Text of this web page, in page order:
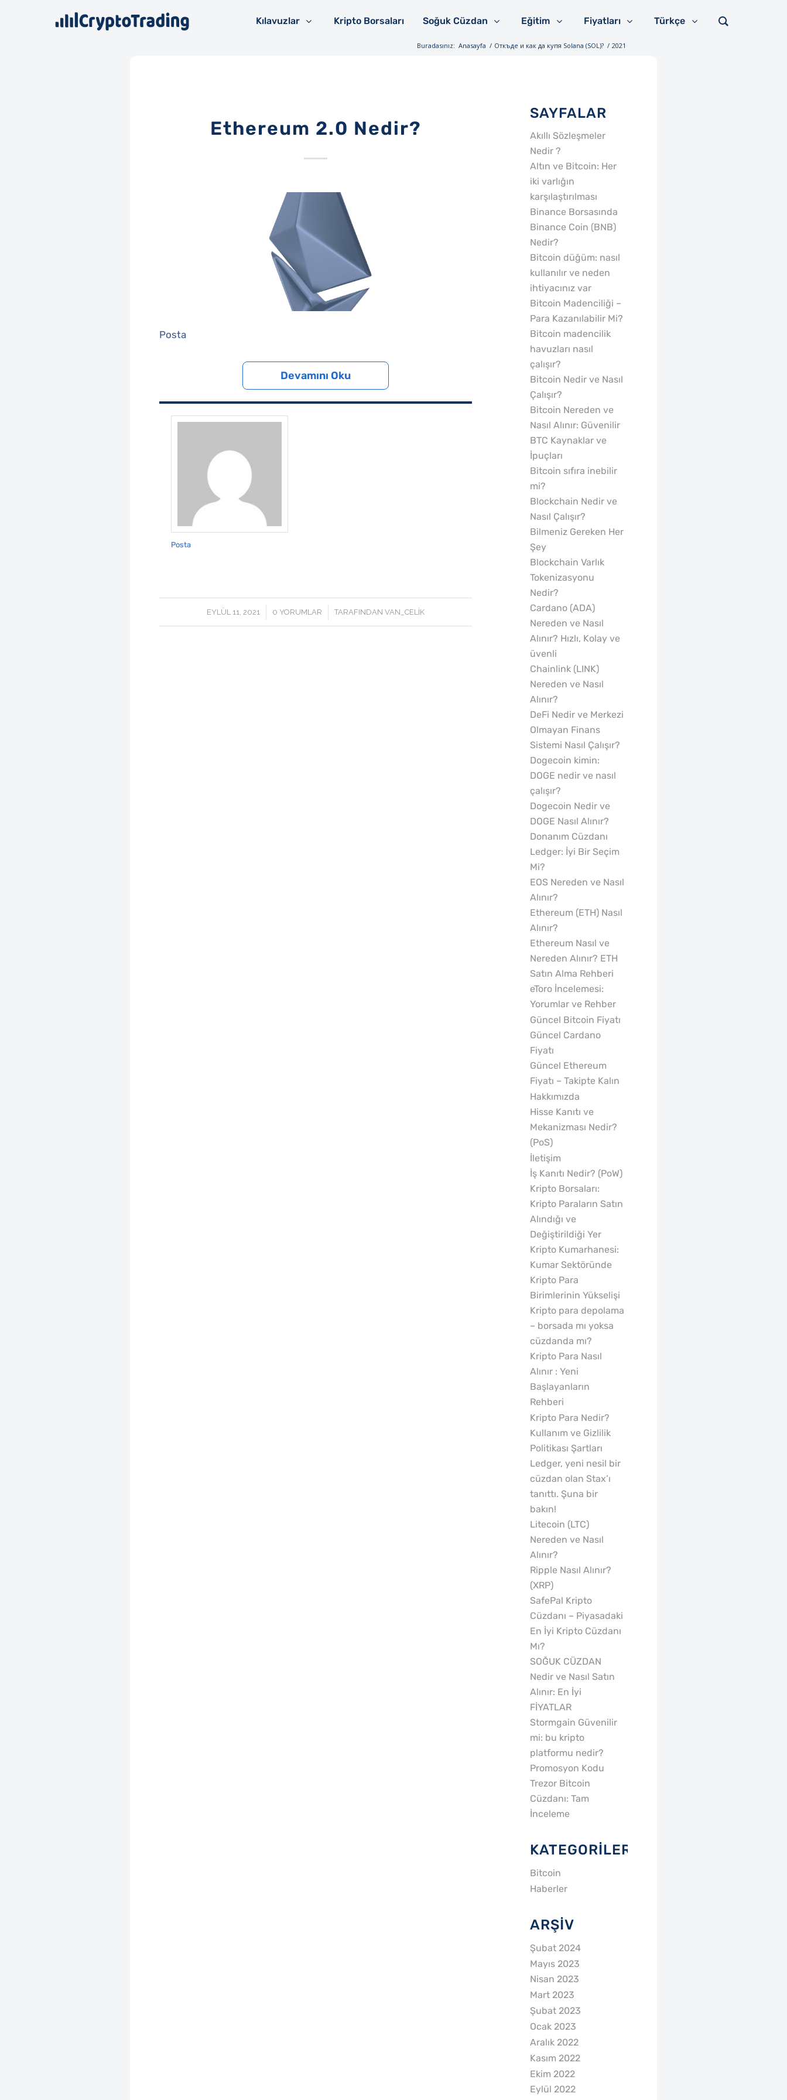
Kılavuzlar Kripto Borsaları Soğuk Cüzdan Eğitim Fiyatları Türkçe
Buradasınız: Anasayfa / Откъде и как да купя Solana (SOL)? / 2021
Ethereum 2.0 Nedir?
Posta
Devamını Oku
Posta
EYLÜL 11, 2021
/ 0 YORUMLAR
/ TARAFINDAN VAN_CELIK
SAYFALAR
Akıllı Sözleşmeler
Nedir ?
Altın ve Bitcoin: Her
iki varlığın
karşılaştırılması
Binance Borsasında
Binance Coin (BNB)
Nedir?
Bitcoin düğüm: nasıl
kullanılır ve neden
ihtiyacınız var
Bitcoin Madenciliği –
Para Kazanılabilir Mi?
Bitcoin madencilik
havuzları nasıl
çalışır?
Bitcoin Nedir ve Nasıl
Çalışır?
Bitcoin Nereden ve
Nasıl Alınır: Güvenilir
BTC Kaynaklar ve
İpuçları
Bitcoin sıfıra inebilir
mi?
Blockchain Nedir ve
Nasıl Çalışır?
Bilmeniz Gereken Her
Şey
Blockchain Varlık
Tokenizasyonu
Nedir?
Cardano (ADA)
Nereden ve Nasıl
Alınır? Hızlı, Kolay ve
üvenli
Chainlink (LINK)
Nereden ve Nasıl
Alınır?
DeFi Nedir ve Merkezi
Olmayan Finans
Sistemi Nasıl Çalışır?
Dogecoin kimin:
DOGE nedir ve nasıl
çalışır?
Dogecoin Nedir ve
DOGE Nasıl Alınır?
Donanım Cüzdanı
Ledger: İyi Bir Seçim
Mi?
EOS Nereden ve Nasıl
Alınır?
Ethereum (ETH) Nasıl
Alınır?
Ethereum Nasıl ve
Nereden Alınır? ETH
Satın Alma Rehberi
eToro İncelemesi:
Yorumlar ve Rehber
Güncel Bitcoin Fiyatı
Güncel Cardano
Fiyatı
Güncel Ethereum
Fiyatı – Takipte Kalın
Hakkımızda
Hisse Kanıtı ve
Mekanizması Nedir?
(PoS)
İletişim
İş Kanıtı Nedir? (PoW)
Kripto Borsaları:
Kripto Paraların Satın
Alındığı ve
Değiştirildiği Yer
Kripto Kumarhanesi:
Kumar Sektöründe
Kripto Para
Birimlerinin Yükselişi
Kripto para depolama
– borsada mı yoksa
cüzdanda mı?
Kripto Para Nasıl
Alınır : Yeni
Başlayanların
Rehberi
Kripto Para Nedir?
Kullanım ve Gizlilik
Politikası Şartları
Ledger, yeni nesil bir
cüzdan olan Stax’ı
tanıttı. Şuna bir
bakın!
Litecoin (LTC)
Nereden ve Nasıl
Alınır?
Ripple Nasıl Alınır?
(XRP)
SafePal Kripto
Cüzdanı – Piyasadaki
En İyi Kripto Cüzdanı
Mı?
SOĞUK CÜZDAN
Nedir ve Nasıl Satın
Alınır: En İyi
FİYATLAR
Stormgain Güvenilir
mi: bu kripto
platformu nedir?
Promosyon Kodu
Trezor Bitcoin
Cüzdanı: Tam
İnceleme
KATEGORILER
Bitcoin
Haberler
ARŞIV
Şubat 2024
Mayıs 2023
Nisan 2023
Mart 2023
Şubat 2023
Ocak 2023
Aralık 2022
Kasım 2022
Ekim 2022
Eylül 2022